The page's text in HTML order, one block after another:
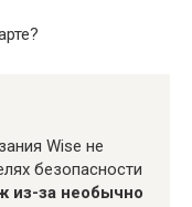
Wise не
безопасности
из-за необычно